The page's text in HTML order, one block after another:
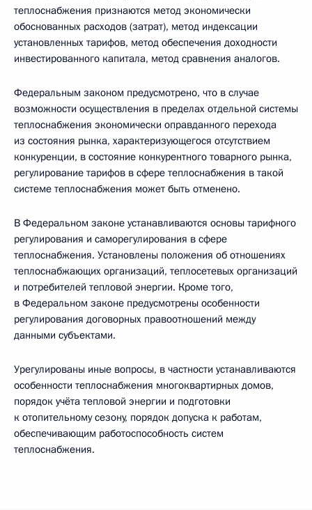
теплоснабжения признаются метод экономически
обоснованных расходов (затрат), метод индексации
установленных тарифов, метод обеспечения доходности
инвестированного капитала, метод сравнения аналогов.
Федеральным законом предусмотрено, что в случае
возможности осуществления в пределах отдельной системы
теплоснабжения экономически оправданного перехода
из состояния рынка, характеризующегося отсутствием
конкуренции, в состояние конкурентного товарного рынка,
регулирование тарифов в сфере теплоснабжения в такой
системе теплоснабжения может быть отменено.
В Федеральном законе устанавливаются основы тарифного
регулирования и саморегулирования в сфере
теплоснабжения. Установлены положения об отношениях
теплоснабжающих организаций, теплосетевых организаций
и потребителей тепловой энергии. Кроме того,
в Федеральном законе предусмотрены особенности
регулирования договорных правоотношений между
данными субъектами.
Урегулированы иные вопросы, в частности устанавливаются
особенности теплоснабжения многоквартирных домов,
порядок учёта тепловой энергии и подготовки
к отопительному сезону, порядок допуска к работам,
обеспечивающим работоспособность систем
теплоснабжения.